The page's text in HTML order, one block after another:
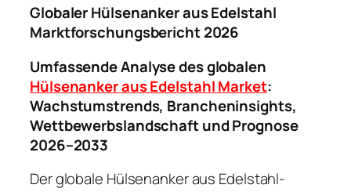
Globaler Hülsenanker aus Edelstahl
Marktforschungsbericht 2026
Umfassende Analyse des globalen
Hülsenanker aus Edelstahl Market:
Wachstumstrends, Brancheninsights,
Wettbewerbslandschaft und Prognose
2026–2033
Der globale Hülsenanker aus Edelstahl-